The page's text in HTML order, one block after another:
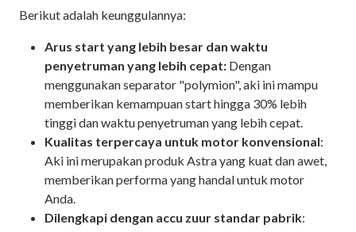
Berikut adalah keunggulannya:
Arus start yang lebih besar dan waktu
penyetruman yang lebih cepat: Dengan
menggunakan separator "polymion", aki ini mampu
memberikan kemampuan start hingga 30% lebih
tinggi dan waktu penyetruman yang lebih cepat.
Kualitas terpercaya untuk motor konvensional:
Aki ini merupakan produk Astra yang kuat dan awet,
memberikan performa yang handal untuk motor
Anda.
Dilengkapi dengan accu zuur standar pabrik: